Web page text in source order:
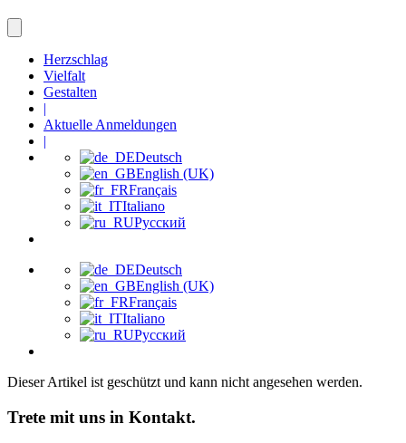
Herzschlag
Vielfalt
Gestalten
|
Aktuelle Anmeldungen
|
Deutsch
English (UK)
Français
Italiano
Русский
Deutsch
English (UK)
Français
Italiano
Русский
Dieser Artikel ist geschützt und kann nicht angesehen werden.
Trete mit uns in Kontakt.